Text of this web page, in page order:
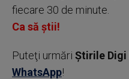
fiecare 30 de minute.
Ca să știi!
Puteţi urmări Știrile Digi
WhatsApp!